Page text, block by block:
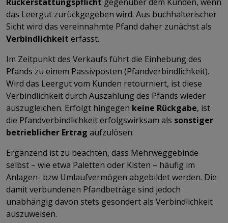
das Leergut zurückgegeben wird. Aus buchhalterischer
Sicht wird das vereinnahmte Pfand daher zunächst als
Verbindlichkeit erfasst.
Im Zeitpunkt des Verkaufs führt die Einhebung des
Pfands zu einem Passivposten (Pfandverbindlichkeit).
Wird das Leergut vom Kunden retourniert, ist diese
Verbindlichkeit durch Auszahlung des Pfands wieder
auszugleichen. Erfolgt hingegen keine Rückgabe, ist
die Pfandverbindlichkeit erfolgswirksam als sonstiger
betrieblicher Ertrag aufzulösen.
Ergänzend ist zu beachten, dass Mehrweggebinde
selbst – wie etwa Paletten oder Kisten – häufig im
Anlagen- bzw Umlaufvermögen abgebildet werden. Die
damit verbundenen Pfandbeträge sind jedoch
unabhängig davon stets gesondert als Verbindlichkeit
auszuweisen.